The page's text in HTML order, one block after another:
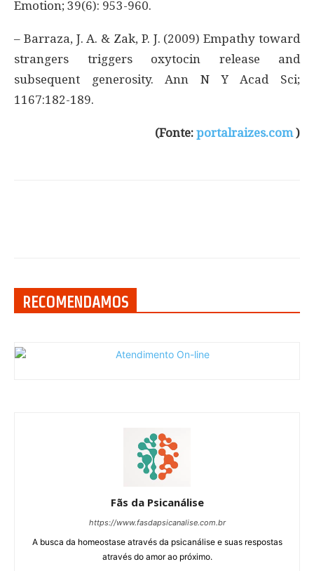
Emotion; 39(6): 953-960.
– Barraza, J. A. & Zak, P. J. (2009) Empathy toward
strangers triggers oxytocin release and
subsequent generosity. Ann N Y Acad Sci;
1167:182-189.
(Fonte: portalraizes.com)
RECOMENDAMOS
Fãs da Psicanálise
https://www.fasdapsicanalise.com.br
A busca da homeostase através da psicanálise e suas respostas
através do amor ao próximo.